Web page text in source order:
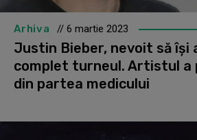
Arhiva // 6 martie 2023
Justin Bieber, nevoit să își
complet turneul. Artistul
din partea medicului